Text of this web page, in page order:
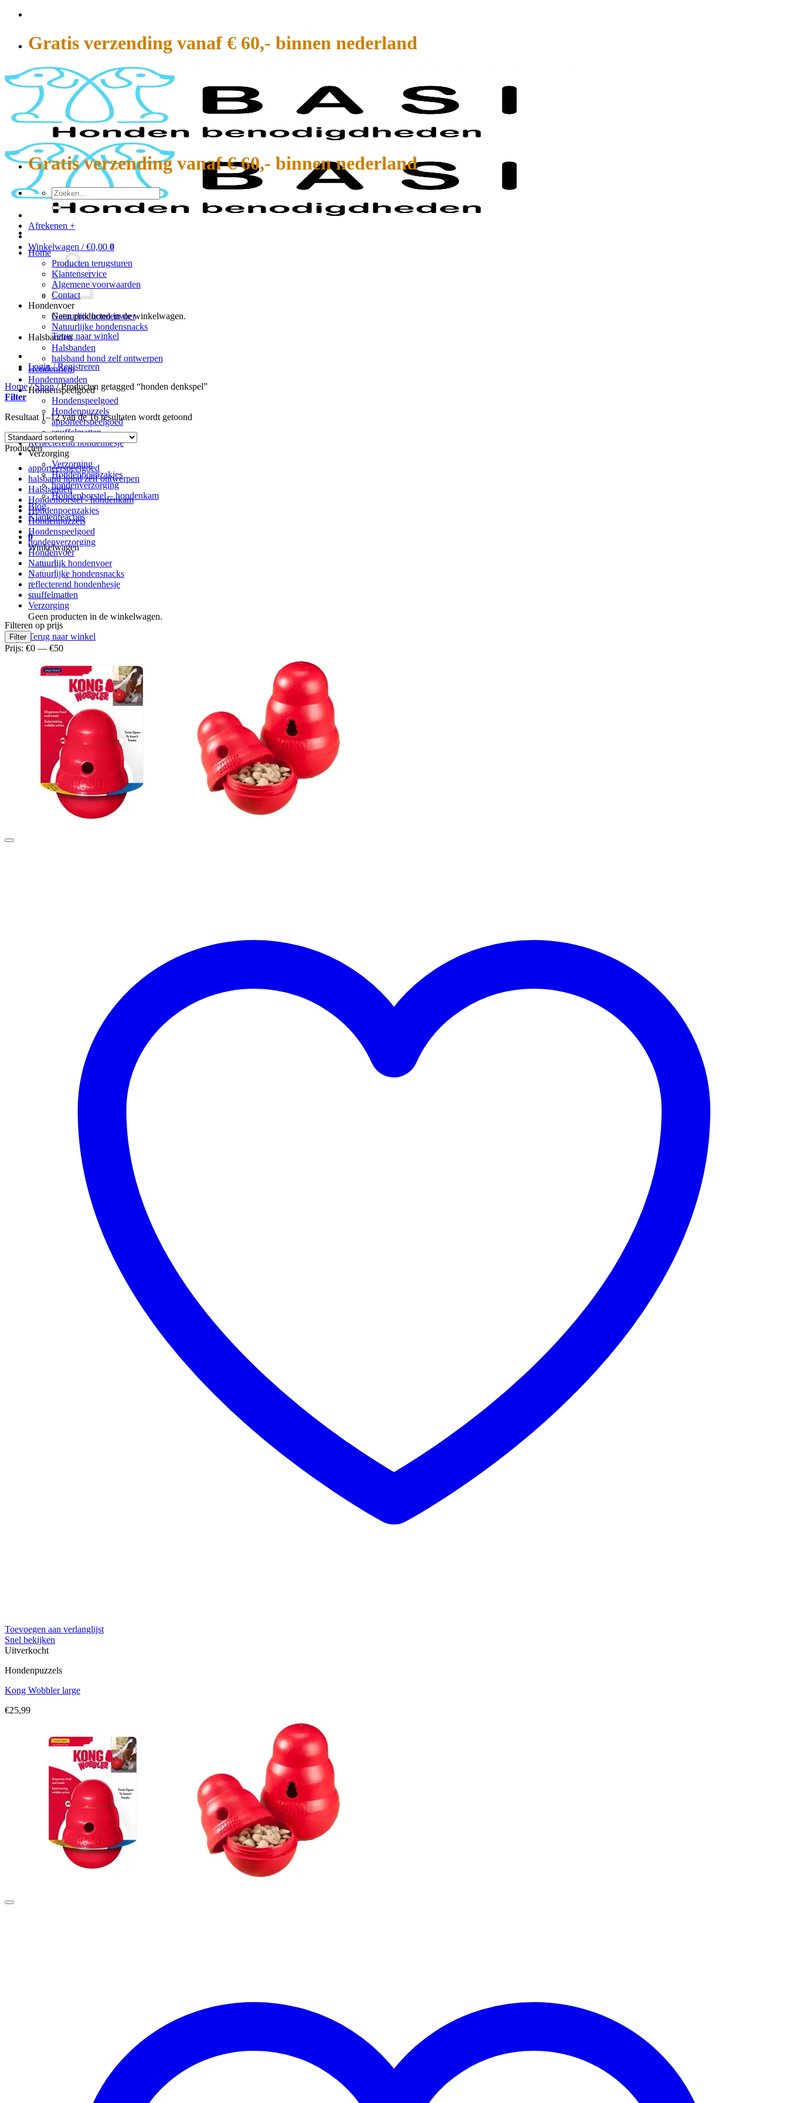
Gratis verzending vanaf € 60,- binnen nederland
Home
Producten terugsturen
Klantenservice
Algemene voorwaarden
Contact
Hondenvoer
Natuurlijk hondenvoer
Natuurlijke hondensnacks
Halsbanden
Halsbanden
halsband hond zelf ontwerpen
Hondenriem
Hondenmanden
Hondenspeelgoed
Hondenspeelgoed
Hondenpuzzels
apporteerspeelgoed
snuffelmatten
Reflecterend hondenhesje
Verzorging
Verzorging
Hondenpoepzakjes
hondenverzorging
Hondenborstel – hondenkam
Blog
Klantenreacties
0
Winkelwagen
Geen producten in de winkelwagen.
Terug naar winkel
Gratis verzending vanaf € 60,- binnen nederland
Zoeken
naar:
Afrekenen +
Winkelwagen /€0,00 0
Geen producten in de winkelwagen.
Terug naar winkel
Login / Registreren
Home / Shop /Producten getagged “honden denkspel”
Filter
Resultaat 1–12 van de 16 resultaten wordt getoond
Producten
apporteerspeelgoed
halsband hond zelf ontwerpen
Halsbanden
Hondenborstel - hondenkam
Hondenpoepzakjes
Hondenpuzzels
Hondenspeelgoed
hondenverzorging
Hondenvoer
Natuurlijk hondenvoer
Natuurlijke hondensnacks
reflecterend hondenhesje
snuffelmatten
Verzorging
Filteren op prijs
Min.
prijs
Max.
prijs
Filter
Prijs: €0 — €50
Toevoegen aan verlanglijst
Snel bekijken
Uitverkocht
Hondenpuzzels
Kong Wobbler large
€25,99